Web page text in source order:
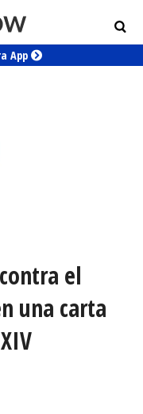
App
el
una carta